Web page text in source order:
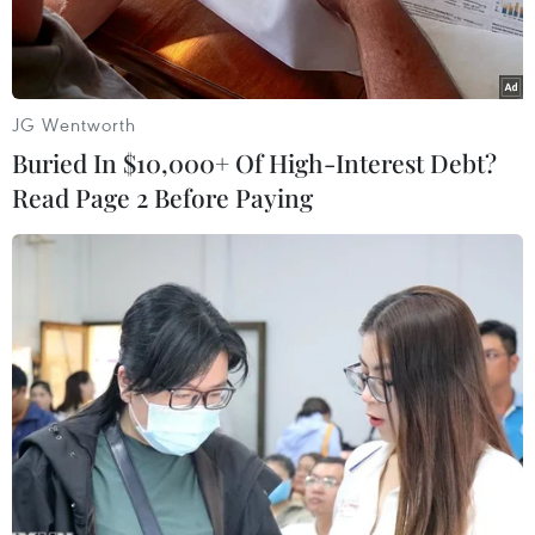
Kiểm tra thân nhiệt cho người dân tại vườn thú ở Kiev, Ukraine
ngày 23/5/2020 trong bối cảnh dịch COVID-19 lan rộng. (Ảnh:
THX/TTXVN)
JG Wentworth
Buried In $10,000+ Of High-Interest Debt?
Read Page 2 Before Paying